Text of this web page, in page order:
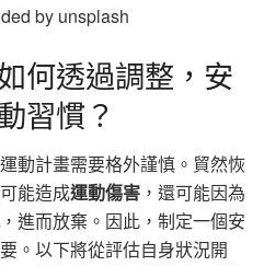
by unsplash
何透過調整，安
習慣？
動計畫需要格外謹慎。貿然恢
能造成運動傷害 ，還可能因為
，進而放棄。因此，制定一個安
。以下將從評估自身狀況開